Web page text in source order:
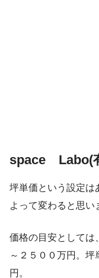
space Labo(
坪単価という設定は
よって変わると思い
価格の目安としては
～２５００万円。
円。